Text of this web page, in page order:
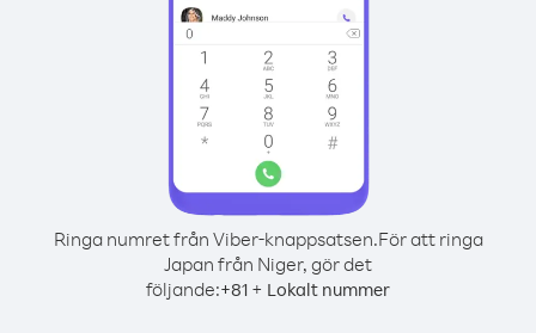
Ringa numret från Viber-knappsatsen.För att ringa
Japan från Niger, gör det
följande:+81 + Lokalt nummer